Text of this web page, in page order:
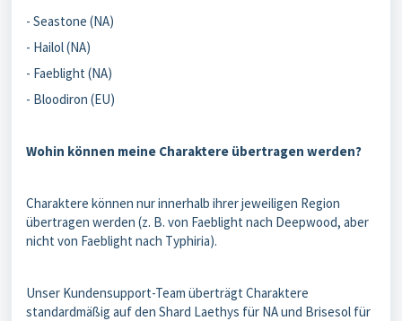
- Seastone (NA)
- Hailol (NA)
- Faeblight (NA)
- Bloodiron (EU)
Wohin können meine Charaktere übertragen werden?
Charaktere können nur innerhalb ihrer jeweiligen Region
übertragen werden (z. B. von Faeblight nach Deepwood, aber
nicht von Faeblight nach Typhiria).
Unser Kundensupport-Team überträgt Charaktere
standardmäßig auf den Shard Laethys für NA und Brisesol für